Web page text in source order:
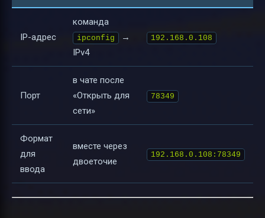
IP-адрес
команда
ipconfig
→
IPv4
192.168.0.108
Порт
в чате после
«Открыть для
сети»
78349
Формат
для
ввода
вместе через
двоеточие
192.168.0.108:78349